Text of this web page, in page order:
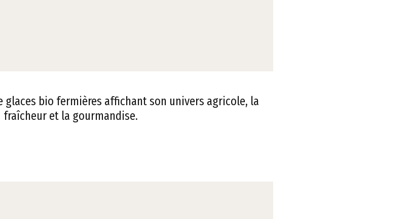
glaces bio fermières affichant son univers agricole, la
fraîcheur et la gourmandise.